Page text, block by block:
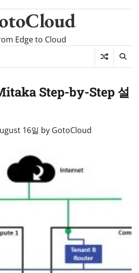
Edge to Cloud
Step-by-Step 설
16일 by GotoCloud